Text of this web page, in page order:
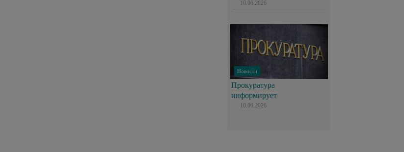
10.06.2026
Новости
Прокуратура
информирует
10.06.2026